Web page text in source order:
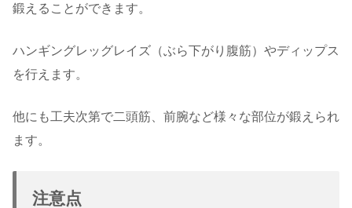
鍛えることができます。
ハンギングレッグレイズ（ぶら下がり腹筋）やディップス
を行えます。
他にも工夫次第で二頭筋、前腕など様々な部位が鍛えられ
ます。
注意点